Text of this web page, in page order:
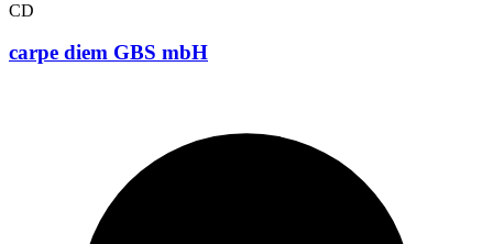
CD
carpe diem GBS mbH